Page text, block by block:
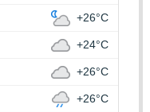
+26°C
+24°C
+26°C
+26°C